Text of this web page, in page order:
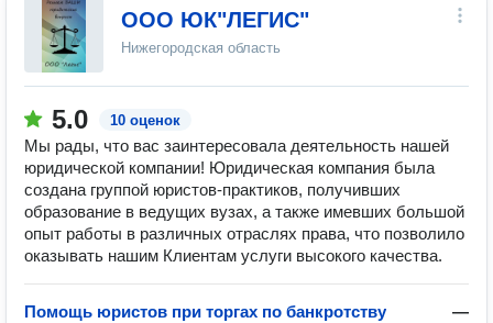
ООО ЮК"ЛЕГИС"
Нижегородская область
5.0 10 оценок
Мы рады, что вас заинтересовала деятельность нашей
юридической компании! Юридическая компания была
создана группой юристов-практиков, получивших
образование в ведущих вузах, а также имевших большой
опыт работы в различных отраслях права, что позволило
оказывать нашим Клиентам услуги высокого качества.
Помощь юристов при торгах по банкротству —